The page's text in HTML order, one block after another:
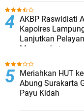
AKBP Raswidiati
Kapolres
Lanjutkan
Masyarakat
Meriahkan HUT
Abung Surakarta
Payu Kidah